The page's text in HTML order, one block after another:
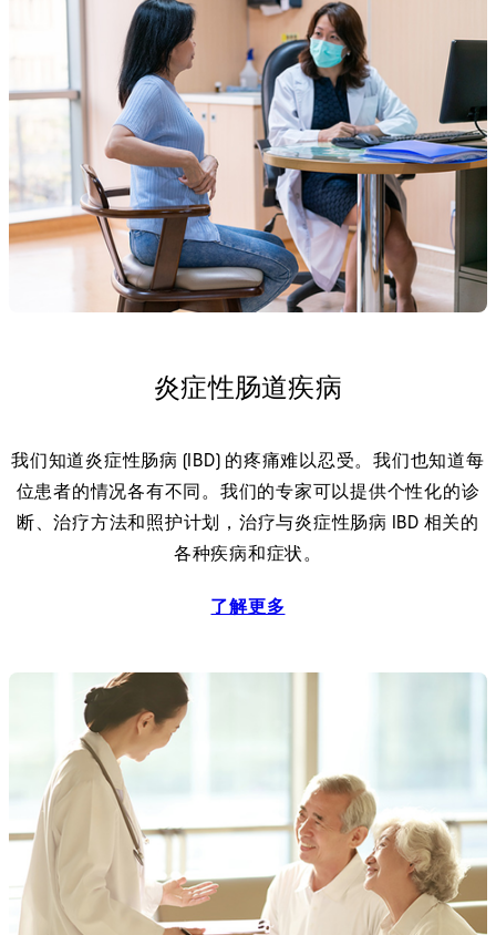
炎症性肠道疾病
我们知道炎症性肠病 (IBD) 的疼痛难以忍受。我们也知道每
位患者的情况各有不同。我们的专家可以提供个性化的诊
断、治疗方法和照护计划，治疗与炎症性肠病 IBD 相关的
各种疾病和症状。
了解更多